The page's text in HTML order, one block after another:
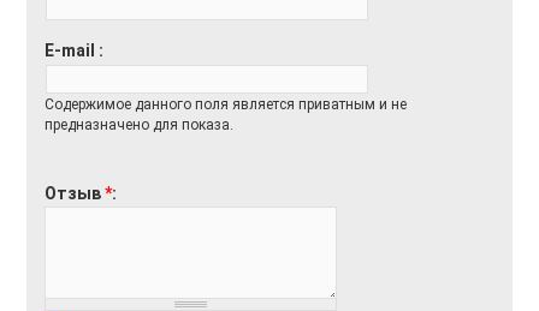
E-mail
Содержимое данного поля является приватным и не
предназначено для показа.
Отзыв*